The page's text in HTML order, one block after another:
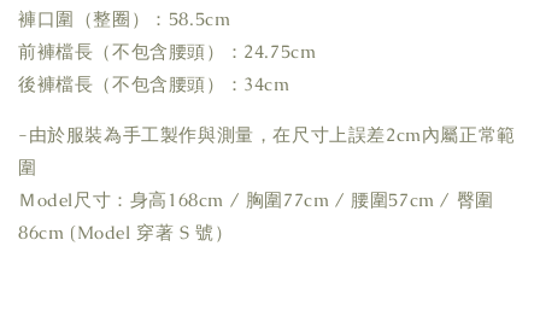
褲口圍（整圈）：58.5cm
前褲檔長（不包含腰頭）：24.75cm
後褲檔長（不包含腰頭）：34cm
-由於服裝為手工製作與測量，在尺寸上誤差2cm內屬正常範
圍
Ｍodel尺寸：身高168cm / 胸圍77cm / 腰圍57cm / 臀圍
86cm (Model 穿著 S 號）